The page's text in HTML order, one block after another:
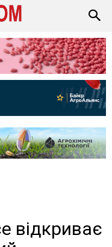
відкриває